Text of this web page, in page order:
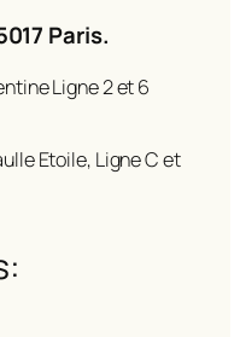
Paris.
Ligne 2 et 6
Etoile, Ligne C et